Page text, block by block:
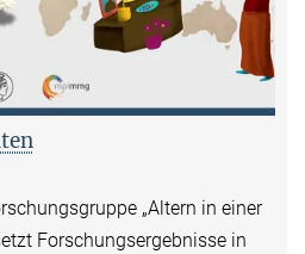
„Altern in einer
Forschungsergebnisse in